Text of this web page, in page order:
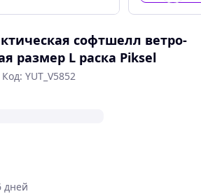
софтшелл ветро-
размер L раска Piksel
Код: YUT_V5852
дней